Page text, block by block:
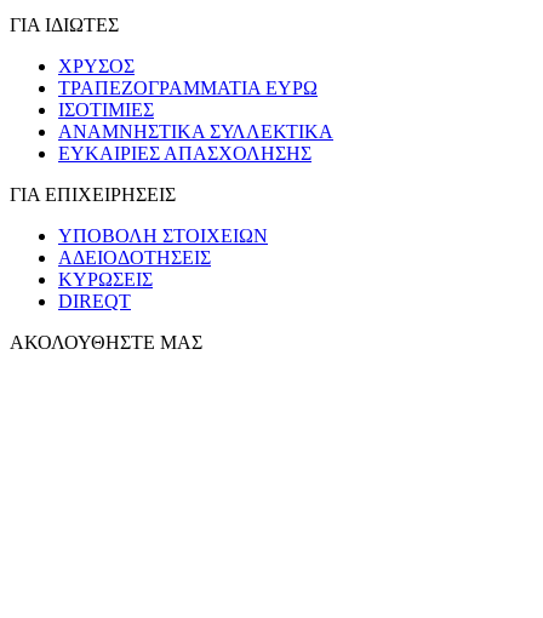
ΓΙΑ ΙΔΙΩΤΕΣ
ΧΡΥΣΟΣ
ΤΡΑΠΕΖΟΓΡΑΜΜΑΤΙΑ ΕΥΡΩ
ΙΣΟΤΙΜΙΕΣ
ΑΝΑΜΝΗΣΤΙΚΑ ΣΥΛΛΕΚΤΙΚΑ
ΕΥΚΑΙΡΙΕΣ ΑΠΑΣΧΟΛΗΣΗΣ
ΓΙΑ ΕΠΙΧΕΙΡΗΣΕΙΣ
ΥΠΟΒΟΛΗ ΣΤΟΙΧΕΙΩΝ
ΑΔΕΙΟΔΟΤΗΣΕΙΣ
ΚΥΡΩΣΕΙΣ
DIREQT
ΑΚΟΛΟΥΘΗΣΤΕ ΜΑΣ